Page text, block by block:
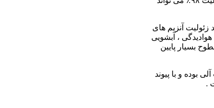
زئولیت آنزیم های
، آبشویی
بسیار پایین
بوده و با پیوند
.